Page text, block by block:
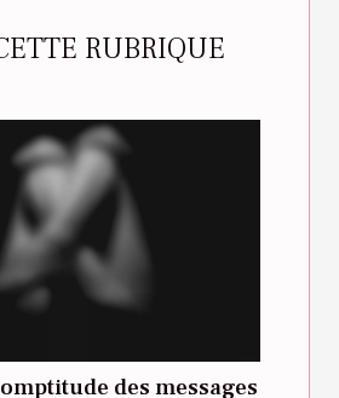
RUBRIQUE
des messages